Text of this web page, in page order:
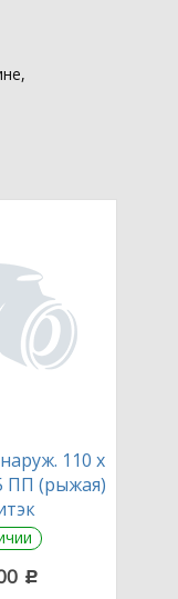
110 х
ПП (рыжая)
c